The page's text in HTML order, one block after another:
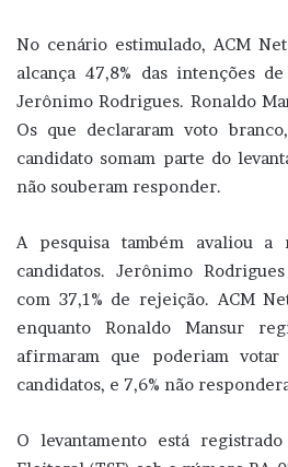
No cenário estimulado, ACM
alcança 47,8% das intenções
Jerônimo Rodrigues. Ronaldo
Os que declararam voto
candidato somam parte do
não souberam responder.
A pesquisa também avaliou a
candidatos. Jerônimo
com 37,1% de rejeição. ACM
enquanto Ronaldo Mansur
afirmaram que poderiam
candidatos, e 7,6% não
O levantamento está